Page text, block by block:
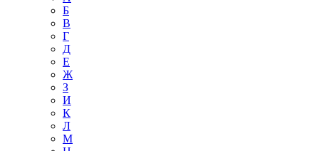
Б
В
Г
Д
Е
Ж
З
И
К
Л
М